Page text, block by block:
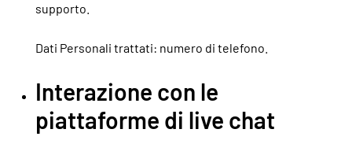
supporto.
Dati Personali trattati: numero di telefono.
Interazione con le
piattaforme di live chat